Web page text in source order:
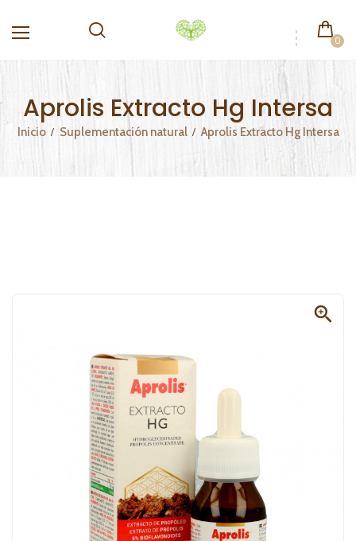
0
Aprolis Extracto Hg Intersa
Inicio Suplementación natural Aprolis Extracto Hg Intersa
